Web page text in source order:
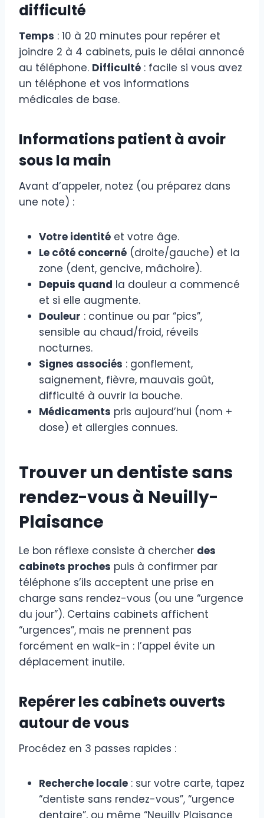
difficulté
Temps : 10 à 20 minutes pour repérer et
joindre 2 à 4 cabinets, puis le délai annoncé
au téléphone. Difficulté : facile si vous avez
un téléphone et vos informations
médicales de base.
Informations patient à avoir
sous la main
Avant d’appeler, notez (ou préparez dans
une note) :
Votre identité et votre âge.
Le côté concerné (droite/gauche) et la
zone (dent, gencive, mâchoire).
Depuis quand la douleur a commencé
et si elle augmente.
Douleur : continue ou par “pics”,
sensible au chaud/froid, réveils
nocturnes.
Signes associés : gonflement,
saignement, fièvre, mauvais goût,
difficulté à ouvrir la bouche.
Médicaments pris aujourd’hui (nom +
dose) et allergies connues.
Trouver un dentiste sans
rendez-vous à Neuilly-
Plaisance
Le bon réflexe consiste à chercher des
cabinets proches puis à confirmer par
téléphone s’ils acceptent une prise en
charge sans rendez-vous (ou une “urgence
du jour”). Certains cabinets affichent
“urgences”, mais ne prennent pas
forcément en walk-in : l’appel évite un
déplacement inutile.
Repérer les cabinets ouverts
autour de vous
Procédez en 3 passes rapides :
Recherche locale : sur votre carte, tapez
“dentiste sans rendez-vous”, “urgence
dentaire”, ou même “Neuilly Plaisance